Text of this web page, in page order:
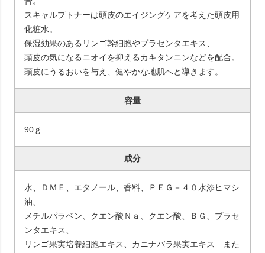
スキャルプトナーは頭皮のエイジングケアを考えた頭皮用
化粧水。
保湿効果のあるリンゴ幹細胞やプラセンタエキス、
頭皮の気になるニオイを抑えるカキタンニンなどを配合。
頭皮にうるおいを与え、健やかな地肌へと導きます。
容量
90ｇ
成分
水、ＤＭＥ、エタノール、香料、ＰＥＧ－４０水添ヒマシ
油、
メチルパラベン、クエン酸Ｎａ、クエン酸、ＢＧ、プラセ
ンタエキス、
リンゴ果実培養細胞エキス、カニナバラ果実エキス また